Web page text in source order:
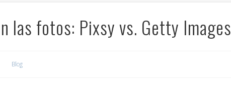
las fotos: Pixsy vs. Getty Images
Blog